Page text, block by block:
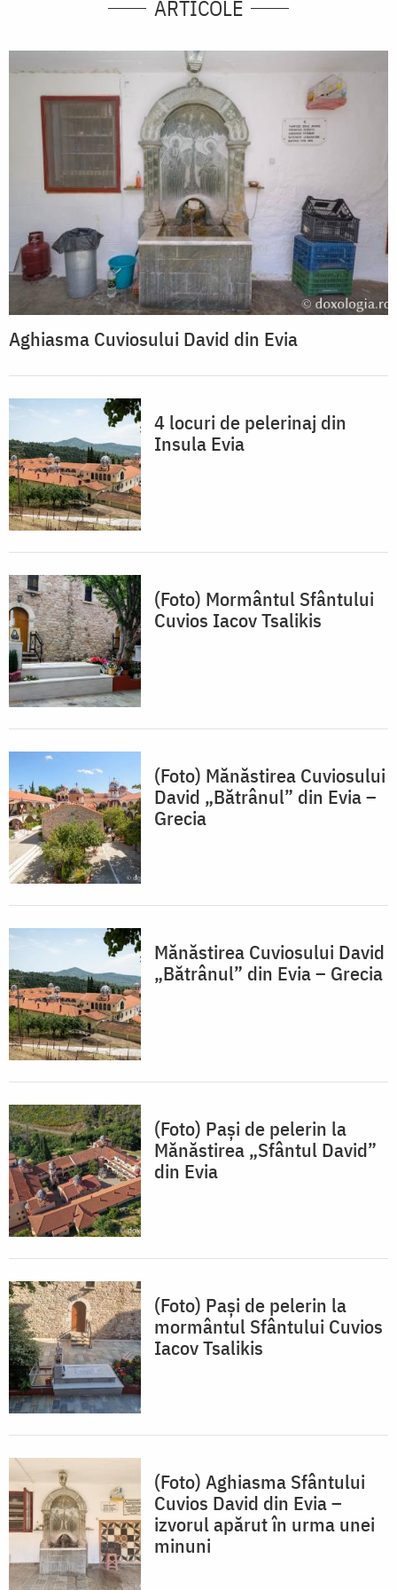
ARTICOLE
Aghiasma Cuviosului David din Evia
4 locuri de pelerinaj din
Insula Evia
(Foto) Mormântul Sfântului
Cuvios Iacov Tsalikis
(Foto) Mănăstirea Cuviosului
David „Bătrânul” din Evia –
Grecia
Mănăstirea Cuviosului David
„Bătrânul” din Evia – Grecia
(Foto) Pași de pelerin la
Mănăstirea „Sfântul David”
din Evia
(Foto) Pași de pelerin la
mormântul Sfântului Cuvios
Iacov Tsalikis
(Foto) Aghiasma Sfântului
Cuvios David din Evia –
izvorul apărut în urma unei
minuni